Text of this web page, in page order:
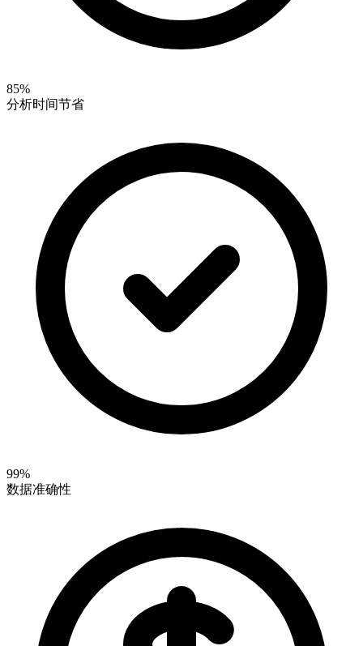
85%
分析时间节省
99%
数据准确性